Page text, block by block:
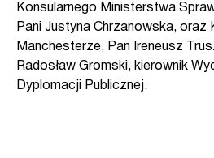
Konsularnego Ministerstwa
Pani Justyna Chrzanowska, oraz
Manchesterze, Pan Ireneusz
Radosław Gromski, kierownik
Dyplomacji Publicznej.